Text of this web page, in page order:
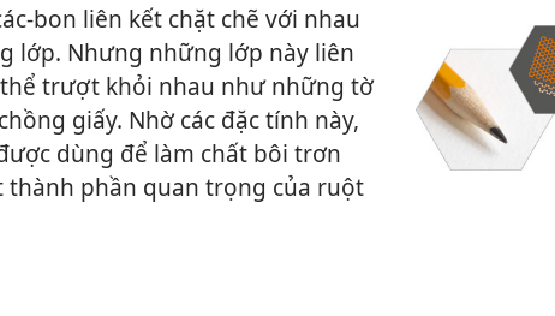
bon liên kết chặt chẽ với nhau
lớp. Nhưng những lớp này liên
trượt khỏi nhau như những tờ
giấy. Nhờ các đặc tính này,
dùng để làm chất bôi trơn
thành phần quan trọng của ruột